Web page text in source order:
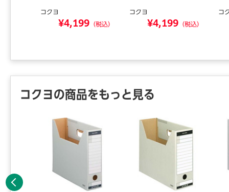
コクヨ
¥4,199 （税込）
コクヨ
¥4,199 （税込）
コ
コクヨの商品をもっと見る
前へ